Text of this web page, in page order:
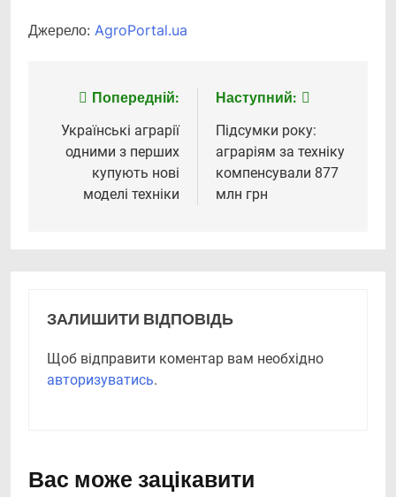
Джерело: AgroPortal.ua
Навігація
записів
Попередній:
Українські аграрії
одними з перших
купують нові
моделі техніки
Наступний:
Підсумки року:
аграріям за техніку
компенсували 877
млн грн
ЗАЛИШИТИ ВІДПОВІДЬ
Щоб відправити коментар вам необхідно
авторизуватись.
Вас може зацікавити